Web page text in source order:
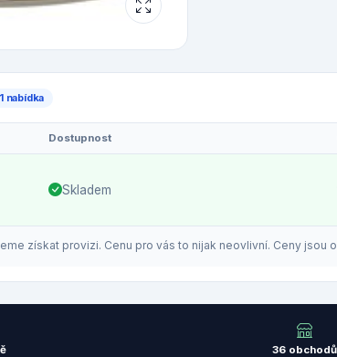
1 nabídka
Dostupnost
Skladem
získat provizi. Cenu pro vás to nijak neovlivní. Ceny jsou
36 obchodů